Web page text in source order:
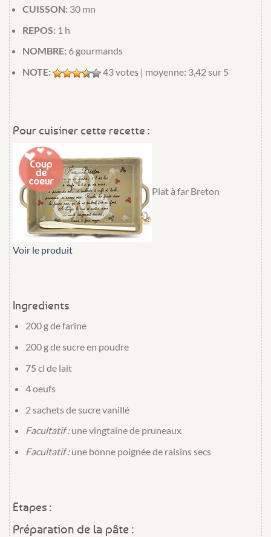
CUISSON: 30 mn
REPOS: 1 h
NOMBRE: 6gourmands
NOTE:
43votes | moyenne: 3,42 sur 5
Pour cuisiner cette recette :
Plat à far Breton
Voir le produit
Ingredients
200 gdefarine
200 gdesucre en poudre
75 cl de lait
4oeufs
2 sachetsdesucre vanillé
Facultatif : une vingtainede pruneaux
Facultatif : une bonne poignéede raisins secs
Etapes :
Préparation de la pâte :